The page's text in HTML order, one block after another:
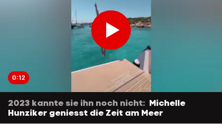
0:12
2023 kannte sie ihn noch nicht: Michelle
Hunziker geniesst die Zeit am Meer